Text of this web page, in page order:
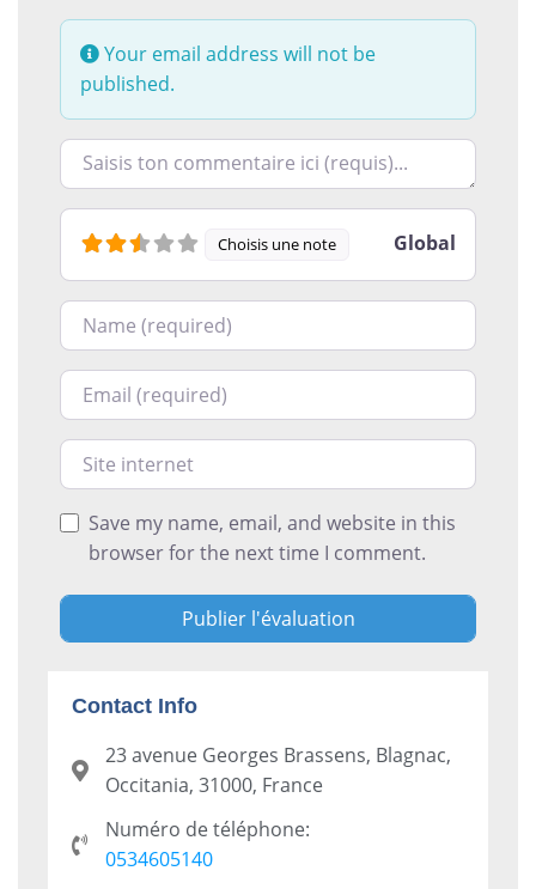
Your email address will not be
published.
Racontez-nous ce que vous avez le plus et le
Choisis une note Global
Nom
Courriel
Site internet
Save my name, email, and website in this
browser for the next time I comment.
Contact Info
23 avenue Georges Brassens, Blagnac,
Occitania, 31000, France
Numéro de téléphone:
0534605140